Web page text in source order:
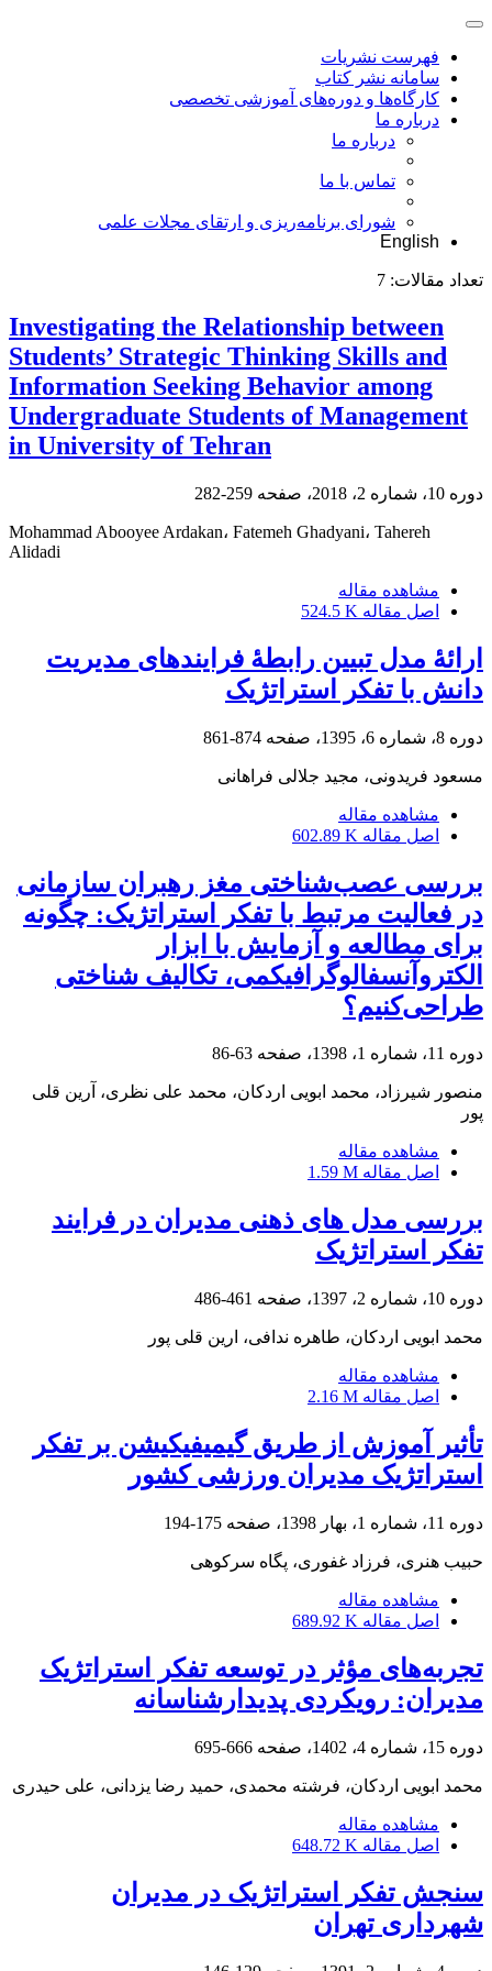
فهرست نشریات
سامانه نشر کتاب
کارگاه‌ها و دوره‌های آموزشی تخصصی
درباره ما
درباره ما
تماس با ما
شورای برنامه‌ریزی و ارتقای مجلات علمی
English
تعداد مقالات: 7
Investigating the Relationship between
Students’ Strategic Thinking Skills and
Information Seeking Behavior among
Undergraduate Students of Management
in University of Tehran
دوره 10، شماره 2، 2018، صفحه 259-282
Mohammad Abooyee Ardakan، Fatemeh Ghadyani، Tahereh
Alidadi
مشاهده مقاله
اصل مقاله 524.5 K
ارائۀ مدل تبیین رابطۀ فرایندهای مدیریت
دانش با تفکر استراتژیک
دوره 8، شماره 6، 1395، صفحه 874-861
مسعود فریدونی، مجید جلالی فراهانی
مشاهده مقاله
اصل مقاله 602.89 K
بررسی عصب‌شناختی مغز رهبران سازمانی
در فعالیت مرتبط با تفکر ‌‌استراتژیک: چگونه
برای مطالعه و آزمایش با ابزار
الکتروآنسفالوگرافی‎کمی، تکالیف شناختی
طراحی‌کنیم؟
دوره 11، شماره 1، 1398، صفحه 63-86
منصور شیرزاد، محمد ابویی اردکان، محمد علی نظری، آرین قلی
پور
مشاهده مقاله
اصل مقاله 1.59 M
بررسی مدل های ذهنی مدیران در فرایند
تفکر استراتژیک
دوره 10، شماره 2، 1397، صفحه 461-486
محمد ابویی اردکان، طاهره ندافی، ارین قلی پور
مشاهده مقاله
اصل مقاله 2.16 M
تأثیر آموزش از طریق گیمیفیکیشن بر تفکر
استراتژیک مدیران ورزشی کشور
دوره 11، شماره 1، بهار 1398، صفحه 175-194
حبیب هنری، فرزاد غفوری، پگاه سرکوهی
مشاهده مقاله
اصل مقاله 689.92 K
تجربه‌های مؤثر در توسعه تفکر استراتژیک
مدیران: رویکردی پدیدارشناسانه
دوره 15، شماره 4، 1402، صفحه 666-695
محمد ابویی اردکان، فرشته محمدی، حمید رضا یزدانی، علی حیدری
مشاهده مقاله
اصل مقاله 648.72 K
سنجش تفکر استراتژیک در مدیران
شهرداری تهران